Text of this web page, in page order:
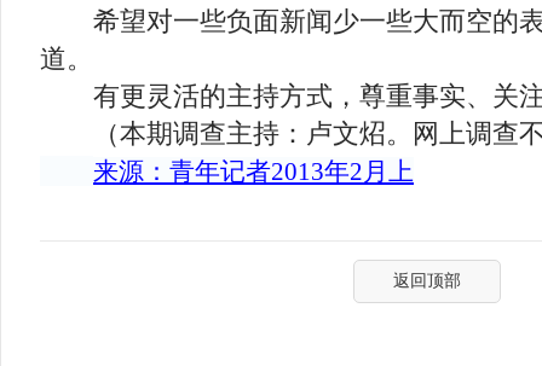
希望对一些负面新闻少一些大而空的
道。
有更灵活的主持方式，尊重事实、关
（本期调查主持：卢文炤。网上调查
来源：青年记者2013年2月上
返回顶部